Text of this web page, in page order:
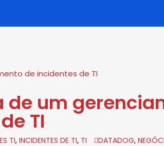
de um
TI
TI, INCIDENTES DE TI, TI DATADOG,